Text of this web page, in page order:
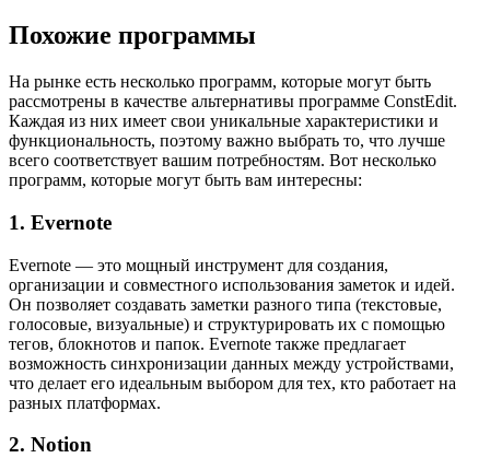
Похожие программы
На рынке есть несколько программ, которые могут быть
рассмотрены в качестве альтернативы программе ConstEdit.
Каждая из них имеет свои уникальные характеристики и
функциональность, поэтому важно выбрать то, что лучше
всего соответствует вашим потребностям. Вот несколько
программ, которые могут быть вам интересны:
1. Evernote
Evernote — это мощный инструмент для создания,
организации и совместного использования заметок и идей.
Он позволяет создавать заметки разного типа (текстовые,
голосовые, визуальные) и структурировать их с помощью
тегов, блокнотов и папок. Evernote также предлагает
возможность синхронизации данных между устройствами,
что делает его идеальным выбором для тех, кто работает на
разных платформах.
2. Notion